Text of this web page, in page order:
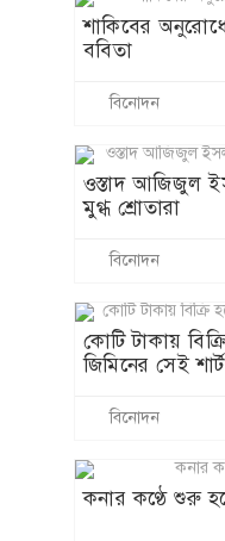
শাকিবের
ববিতা
বিনোদন
ওস্তাদ আজিজুল
মুগ্ধ শ্রোতারা
বিনোদন
কোটি টাকায়
জিমিনের সেই শার্ট
বিনোদন
কনার কণ্ঠে শুরু